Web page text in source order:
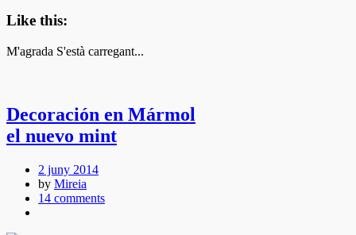
Like this:
M'agrada S'està carregant...
Decoración en Mármol
el nuevo mint
2 juny 2014
by Mireia
14 comments